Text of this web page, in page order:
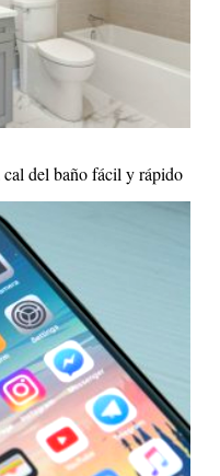
del baño fácil y rápido